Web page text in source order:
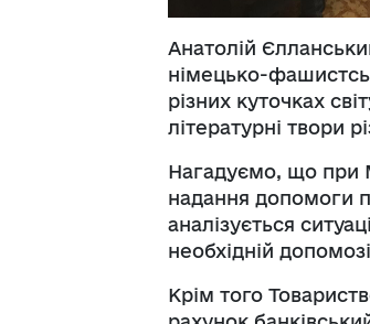
Анатолій
німецько-
різних куточках
літературні твори
Нагадуємо, що при
надання допомоги
аналізується
необхідній
Крім того